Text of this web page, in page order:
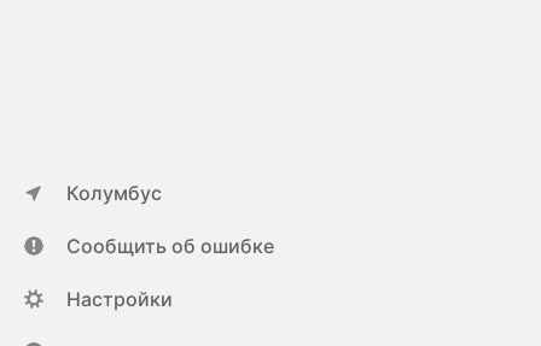
Колумбус
Сообщить об ошибке
Настройки